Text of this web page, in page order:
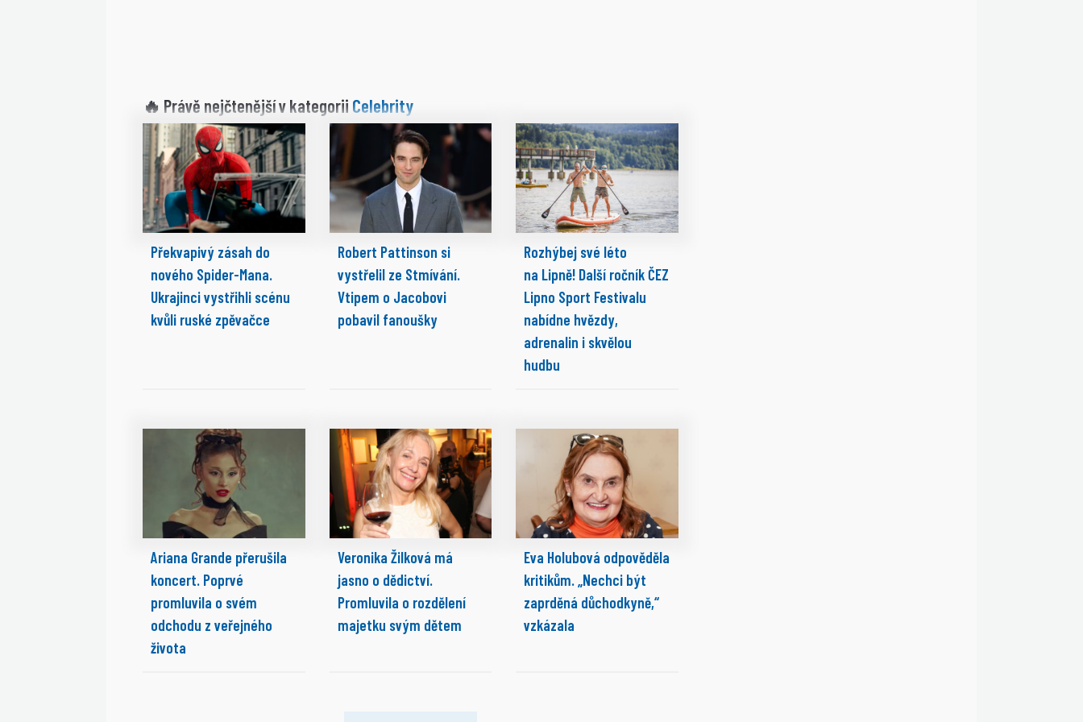
🔥 Právě nejčtenější v kategorii Celebrity
Překvapivý zásah do
nového Spider-Mana.
Ukrajinci vystřihli scénu
kvůli ruské zpěvačce
Robert Pattinson si
vystřelil ze Stmívání.
Vtipem o Jacobovi
pobavil fanoušky
Rozhýbej své léto
na Lipně! Další ročník ČEZ
Lipno Sport Festivalu
nabídne hvězdy,
adrenalin i skvělou
hudbu
Ariana Grande přerušila
koncert. Poprvé
promluvila o svém
odchodu z veřejného
života
Veronika Žilková má
jasno o dědictví.
Promluvila o rozdělení
majetku svým dětem
Eva Holubová odpověděla
kritikům. „Nechci být
zaprděná důchodkyně,“
vzkázala